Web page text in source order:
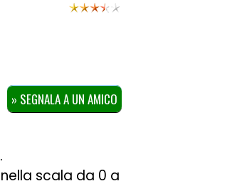
» SEGNALA A UN AMICO
.
nella scala da 0 a